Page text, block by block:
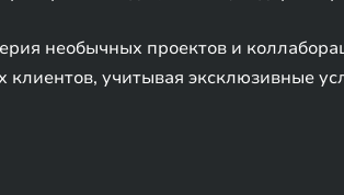
необычных проектов и
учитывая эксклюзивные